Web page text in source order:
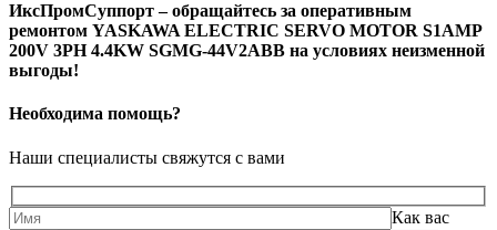
ИксПромСуппорт – обращайтесь за оперативным
ремонтом YASKAWA ELECTRIC SERVO MOTOR S1AMP
200V 3PH 4.4KW SGMG-44V2ABB на условиях неизменной
выгоды!
Необходима помощь?
Наши специалисты свяжутся с вами
Как вас